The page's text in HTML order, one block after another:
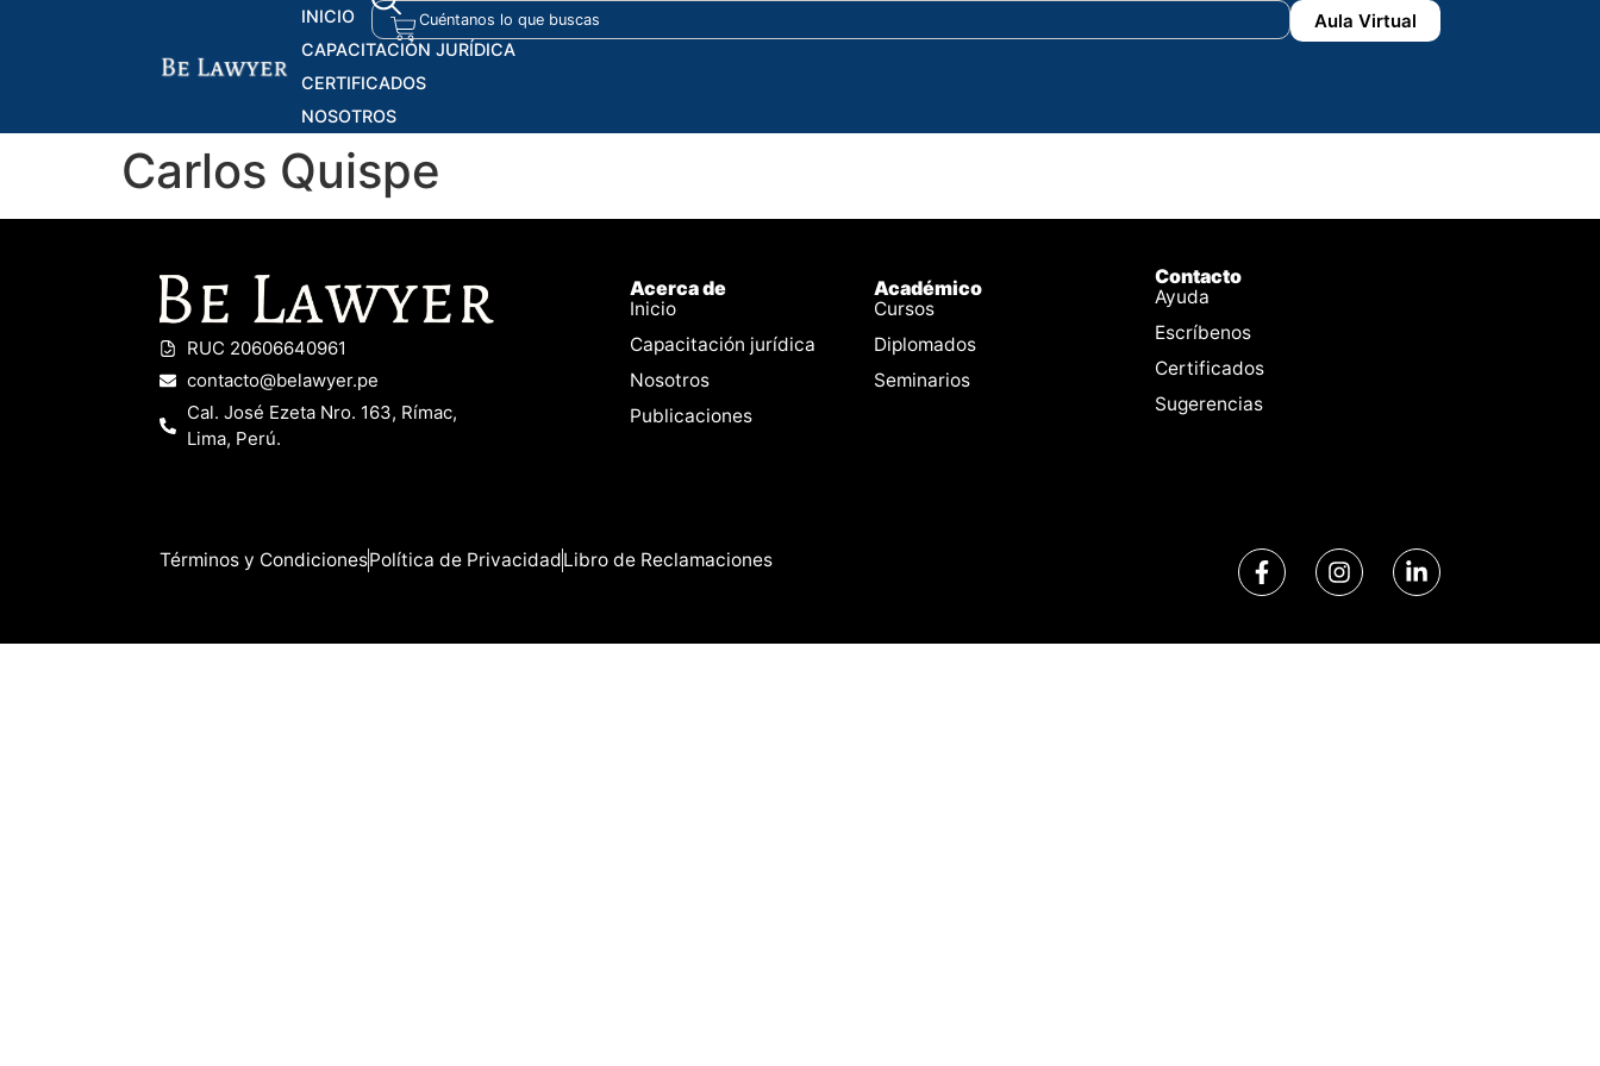
INICIO
CAPACITACIÓN JURÍDICA
CERTIFICADOS
NOSOTROS
Aula Virtual
Carlos Quispe
RUC 20606640961
contacto@belawyer.pe
Cal. José Ezeta Nro. 163, Rímac,
Lima, Perú.
Acerca de
Inicio
Capacitación jurídica
Nosotros
Publicaciones
Académico
Cursos
Diplomados
Seminarios
Contacto
Ayuda
Escríbenos
Certificados
Sugerencias
Términos y CondicionesPolítica de PrivacidadLibro de Reclamaciones